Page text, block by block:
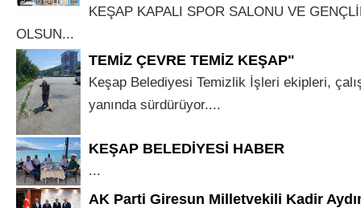
KEŞAP KAPALI SPOR SALONU VE
OLSUN...
TEMİZ ÇEVRE TEMİZ KEŞAP"
Keşap Belediyesi Temizlik İşleri ekipleri,
yanında sürdürüyor....
KEŞAP BELEDİYESİ HABER
...
AK Parti Giresun Milletvekili Kadir